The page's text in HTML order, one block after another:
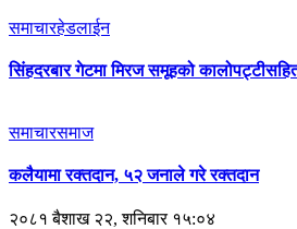
समाचारहेडलाईन
सिंहदरबार गेटमा मिरज समूहको
समाचारसमाज
कलैयामा रक्तदान, ५२ जनाले गरे रक्तदान
२०८१ बैशाख २२, शनिबार १५:०४